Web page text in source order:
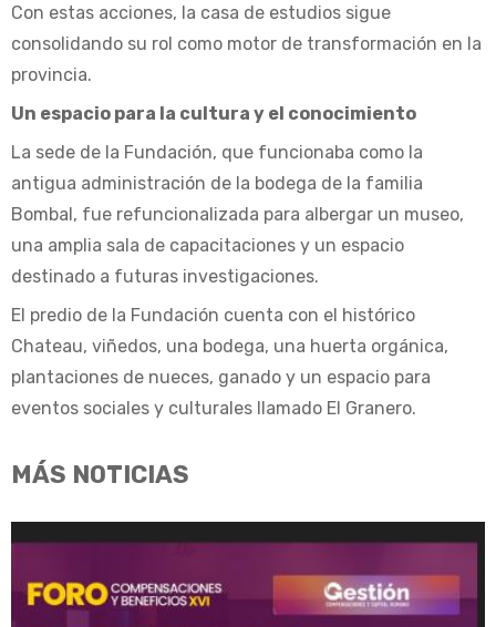
Con estas acciones, la casa de estudios sigue
consolidando su rol como motor de transformación en la
provincia.
Un espacio para la cultura y el conocimiento
La sede de la Fundación, que funcionaba como la
antigua administración de la bodega de la familia
Bombal, fue refuncionalizada para albergar un museo,
una amplia sala de capacitaciones y un espacio
destinado a futuras investigaciones.
El predio de la Fundación cuenta con el histórico
Chateau, viñedos, una bodega, una huerta orgánica,
plantaciones de nueces, ganado y un espacio para
eventos sociales y culturales llamado El Granero.
MÁS NOTICIAS